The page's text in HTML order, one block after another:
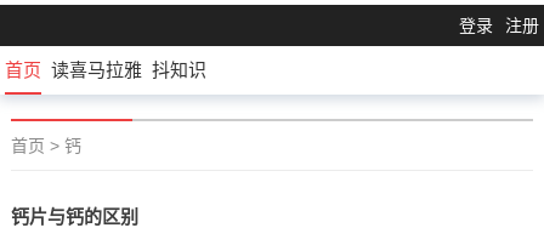
登录 注册
首页 读喜马拉雅 抖知识
首页 > 钙
钙片与钙的区别